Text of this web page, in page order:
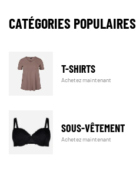
CATÉGORIES POPULAIRES
T-SHIRTS
Achetez maintenant
SOUS-VÊTEMENT
Achetez maintenant